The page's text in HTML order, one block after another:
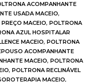
ACOMPANHANTE
USADA MACEIO,
MACEIO, POLTRONA
AZUL HOSPITALAR
MACEIO, POLTRONA
ACOMPANHANTE
MACEIO, POLTRONA
, POLTRONA RECLINÁVEL
MACEIO,